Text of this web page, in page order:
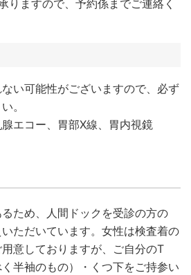
りますので、予約係までご連絡く
い可能性がございますので、必ず
。
エコー、胃部X線、胃内視鏡
ため、人間ドックを受診の方の
ただいています。女性は検査着の
意しておりますが、ご自分のT
半袖のもの）・くつ下をご持参い